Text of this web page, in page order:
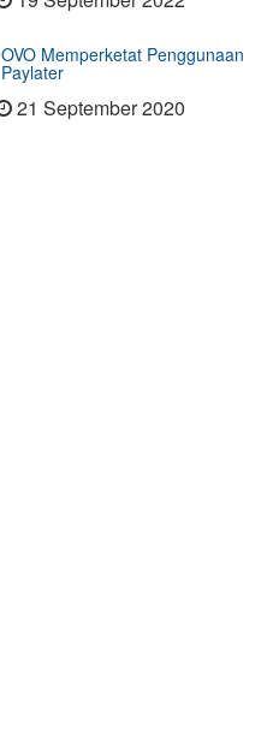
OVO Memperketat Penggunaan
Paylater
21 September 2020